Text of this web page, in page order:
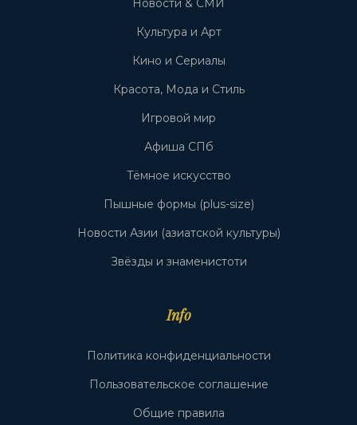
Новости & СМИ
Культура и Арт
Кино и Сериалы
Красота, Мода и Стиль
Игровой мир
Афиша СПб
Тёмное искусство
Пышные формы (plus-size)
Новости Азии (азиатской культуры)
Звёзды и знаменистоти
Info
Политика конфиденциальности
Пользовательское соглашение
Общие правила